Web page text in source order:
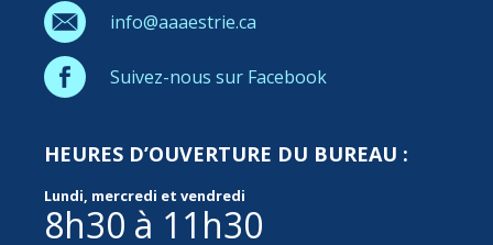
info@aaaestrie.ca
Suivez-nous sur Facebook
HEURES D’OUVERTURE DU BUREAU :
Lundi, mercredi et vendredi
8h30 à 11h30